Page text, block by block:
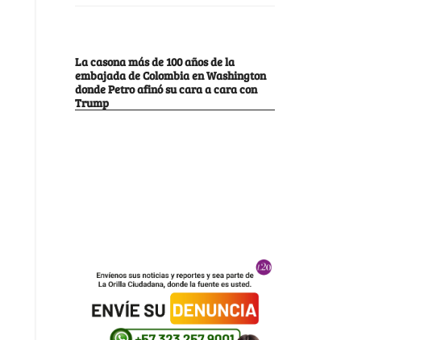
La casona más de 100 años de la
embajada de Colombia en Washington
donde Petro afinó su cara a cara con
Trump